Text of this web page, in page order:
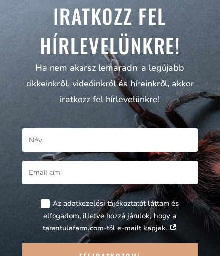
IRATKOZZ FEL
HÍRLEVELÜNKRE!
Ha nem akarsz lemaradni a legújabb
cikkeinkről, videóinkról és híreinkről, akkor
iratkozz fel hírlevelünkre!
Az adatkezelési tájékoztatót láttam és
elfogadom, illetve hozzá járulok, hogy a
tarantulafarm.com-tól e-mailt kapjak.